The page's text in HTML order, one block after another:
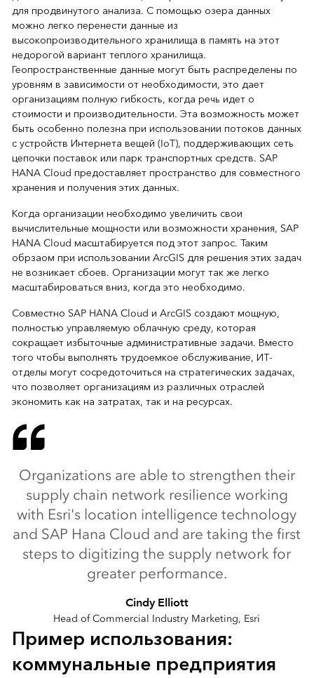
для продвинутого анализа. С помощью озера данных
можно легко перенести данные из
высокопроизводительного хранилища в память на этот
недорогой вариант теплого хранилища.
Геопространственные данные могут быть распределены по
уровням в зависимости от необходимости, это дает
организациям полную гибкость, когда речь идет о
стоимости и производительности. Эта возможность может
быть особенно полезна при использовании потоков данных
с устройств Интернета вещей (IoT), поддерживающих сеть
цепочки поставок или парк транспортных средств. SAP
HANA Cloud предоставляет пространство для совместного
хранения и получения этих данных.
Когда организации необходимо увеличить свои
вычислительные мощности или возможности хранения, SAP
HANA Cloud масштабируется под этот запрос. Таким
обрзаом при использовании ArcGIS для решения этих задач
не возникает сбоев. Организации могут так же легко
масштабироваться вниз, когда это необходимо.
Совместно SAP HANA Cloud и ArcGIS создают мощную,
полностью управляемую облачную среду, которая
сокращает избыточные административные задачи. Вместо
того чтобы выполнять трудоемкое обслуживание, ИТ-
отделы могут сосредоточиться на стратегических задачах,
что позволяет организациям из различных отраслей
экономить как на затратах, так и на ресурсах.
Organizations are able to strengthen their
supply chain network resilience working
with Esri's location intelligence technology
and SAP Hana Cloud and are taking the first
steps to digitizing the supply network for
greater performance.
Cindy Elliott
Head of Commercial Industry Marketing, Esri
Пример использования:
коммунальные предприятия